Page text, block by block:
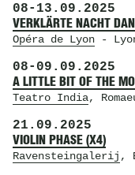
08- 13.09.2025
VERKLÄRTE NACHT
Opéra de Lyon-
08- 09.09.2025
A LITTLE BIT OF THE
Teatro India,
21.09.2025
VIOLIN PHASE (X4)
Ravensteingalerij ,